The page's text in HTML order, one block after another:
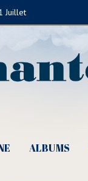
Juillet
ALBUMS